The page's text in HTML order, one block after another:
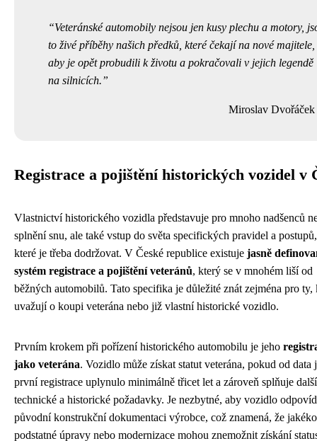
Veteránské automobily nejsou jen kusy plechu a motory,
to živé příběhy našich předků, které čekají na nové majitele,
aby je opět probudili k životu a pokračovali v jejich legendě
na silnicích.
Miroslav Dvořáček
Registrace a pojištění historických vozidel v
Vlastnictví historického vozidla představuje pro mnoho nadšenců
splnění snu, ale také vstup do světa specifických pravidel a postupů,
které je třeba dodržovat. V České republice existuje jasně
systém registrace a pojištění veteránů, který se v mnohém liší od
běžných automobilů. Tato specifika je důležité znát zejména pro ty,
uvažují o koupi veterána nebo již vlastní historické vozidlo.
Prvním krokem při pořízení historického automobilu je jeho
jako veterána. Vozidlo může získat statut veterána, pokud od data
první registrace uplynulo minimálně třicet let a zároveň splňuje další
technické a historické požadavky. Je nezbytné, aby vozidlo
původní konstrukční dokumentaci výrobce, což znamená, že
podstatné úpravy nebo modernizace mohou znemožnit získání